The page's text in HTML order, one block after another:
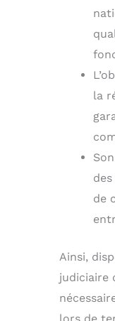
la
de
Ainsi,
judiciaire
lors de